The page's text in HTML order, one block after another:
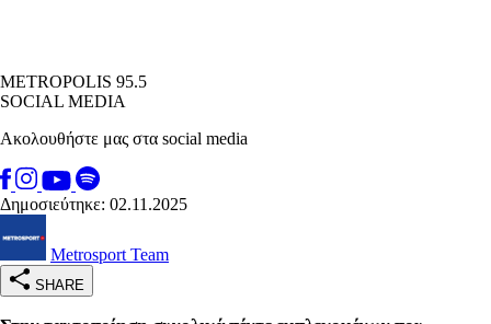
METROPOLIS 95.5
SOCIAL MEDIA
Ακολουθήστε μας στα social media
Δημοσιεύτηκε: 02.11.2025
Metrosport Team
SHARE